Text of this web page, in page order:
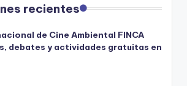
recientes
de Cine Ambiental FINCA
debates y actividades gratuitas en